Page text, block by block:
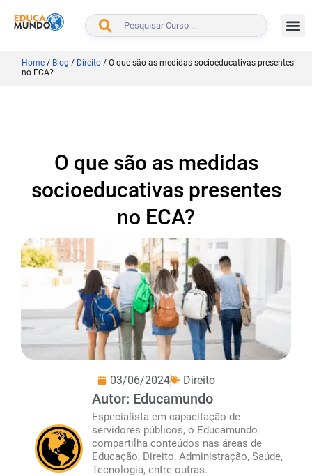
BUSCAR
Home / Blog / Direito / O que são as medidas socioeducativas presentes
no ECA?
O que são as medidas
socioeducativas presentes
no ECA?
03/06/2024 Direito
Autor: Educamundo
Especialista em capacitação de
servidores públicos, o Educamundo
compartilha conteúdos nas áreas de
Educação, Direito, Administração, Saúde,
Tecnologia, entre outras.